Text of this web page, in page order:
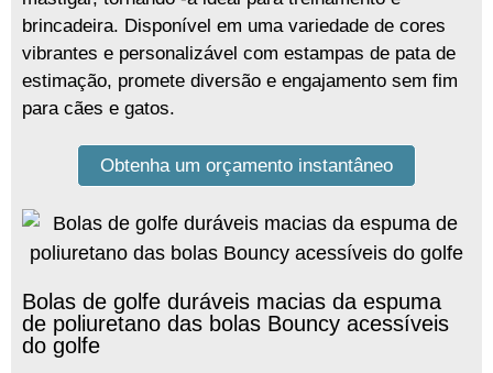
brincadeira. Disponível em uma variedade de cores
vibrantes e personalizável com estampas de pata de
estimação, promete diversão e engajamento sem fim
para cães e gatos.
Obtenha um orçamento instantâneo
Bolas de golfe duráveis ​​macias da espuma
de poliuretano das bolas Bouncy acessíveis
do golfe